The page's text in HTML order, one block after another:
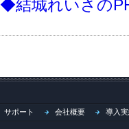
◆結城れいさの
サポート 会社概要 導入